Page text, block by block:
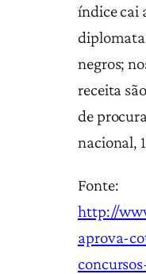
índice cai
negros;
receita
de
nacional,
Fonte:
http://
aprova-